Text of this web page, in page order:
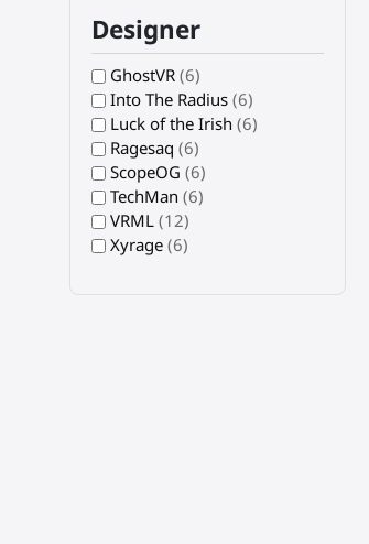
Designer
GhostVR (6)
Into The Radius (6)
Luck of the Irish (6)
Ragesaq (6)
ScopeOG (6)
TechMan (6)
VRML (12)
Xyrage (6)